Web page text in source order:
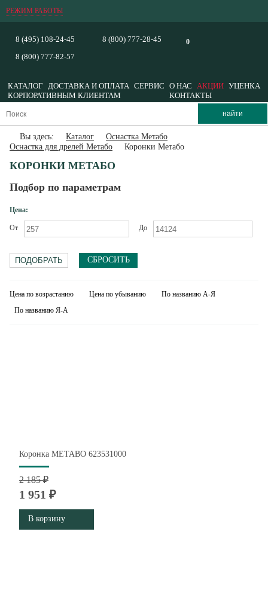
РЕЖИМ РАБОТЫ
0
8 (495) 108-24-45
8 (800) 777-82-57
8 (800) 777-28-45
КАТАЛОГ ДОСТАВКА И ОПЛАТА СЕРВИС О НАС АКЦИИ УЦЕНКА
КОРПОРАТИВНЫМ КЛИЕНТАМ
КОНТАКТЫ
Вы здесь: Каталог
Оснастка Метабо
Оснастка для дрелей Метабо
Коронки Метабо
КОРОНКИ МЕТАБО
Подбор по параметрам
Цена:
От До
СБРОСИТЬ
Цена по возрастанию Цена по убыванию
По названию А-Я
По названию Я-А
Коронка METABO 623531000
2 185 ₽
1 951 ₽
В корзину